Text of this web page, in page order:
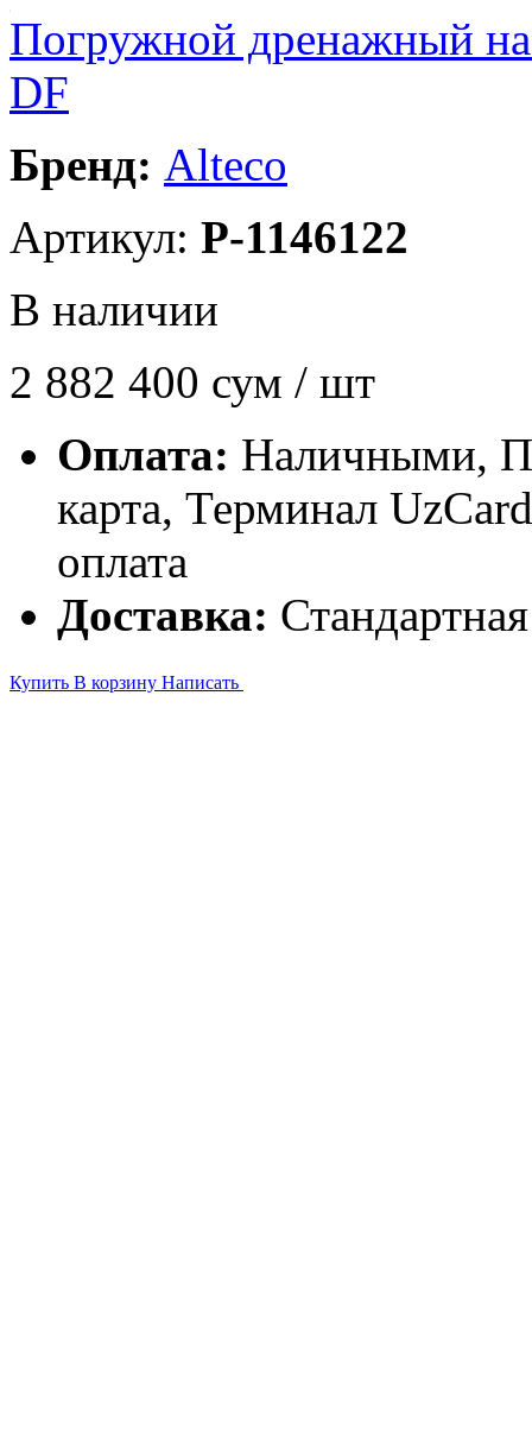
Погружной дренажный
DF
Бренд: Alteco
Артикул: P-1146122
В наличии
2 882 400 сум / шт
Оплата: Наличными,
карта, Терминал
оплата
Доставка:
Купить В корзину Написать